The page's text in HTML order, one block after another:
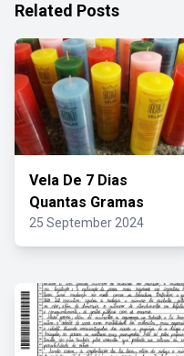
Related Posts
Vela De 7 Dias
Quantas Gramas
25 September 2024